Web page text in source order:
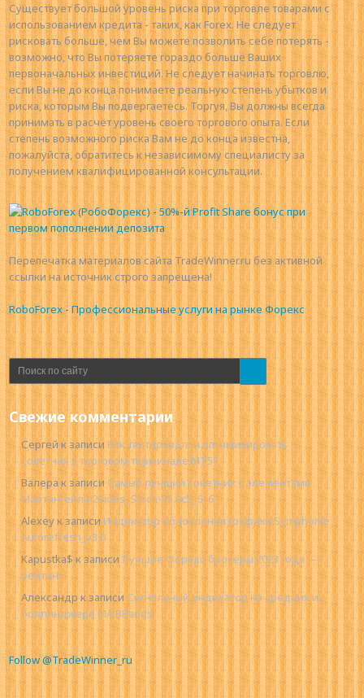
Существует большой уровень риска при торговле товарами с
использованием кредита - таких, как Forex. Не следует
рисковать больше, чем Вы можете позволить себе потерять -
возможно, что Вы потеряете гораздо больше Ваших
первоначальных инвестиций. Не следует начинать торговлю,
если Вы не до конца понимаете реальную степень убытков и
риска, которым Вы подвергаетесь. Торгуя, Вы должны всегда
принимать в расчёт уровень своего торгового опыта. Если
степень возможного риска Вам не до конца известна,
пожалуйста, обратитесь к независимому специалисту за
получением квалифицированной консультации.
Перепечатка материалов сайта TradeWinner.ru без активной
ссылки на источник строго запрещена!
RoboForex - Профессиональные услуги на рынке Форекс
Свежие комментарии
Сергейк записиКак тестировать и оптимизировать
советник в торговом терминале MT5?
Валерак записиСамый лучший советник с элементами
Мартингейла 2Sides_Stoch-v5.0c5_616
Alexeyк записиИндикатор обновления графика Symphonie
Autorefresh_v3.0
Kapustka$к записиЛучшие Форекс брокеры 2023 года —
рейтинг
Александрк записиСигнальный индикатор на средних и
боллинджере MA BBands
Follow @TradeWinner_ru